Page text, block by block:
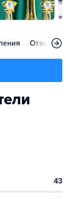
Отзывы
43